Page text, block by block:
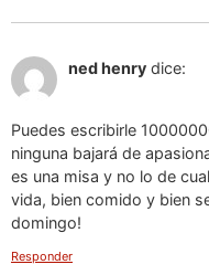
ned henry dice:
Puedes escribirle
ninguna bajará de
es una misa y no lo de
vida, bien comido y bien
domingo!
Responder